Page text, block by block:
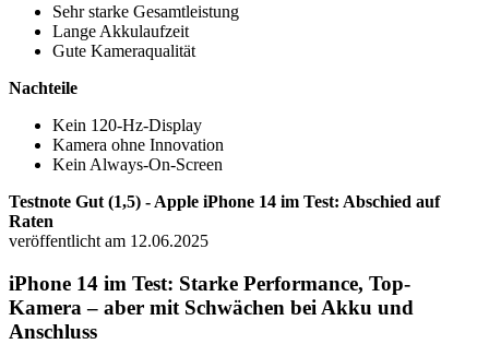
Sehr starke Gesamtleistung
Lange Akkulaufzeit
Gute Kameraqualität
Nachteile
Kein 120-Hz-Display
Kamera ohne Innovation
Kein Always-On-Screen
Testnote Gut (1,5) - Apple iPhone 14 im Test: Abschied auf
Raten
veröffentlicht am 12.06.2025
iPhone 14 im Test: Starke Performance, Top-
Kamera – aber mit Schwächen bei Akku und
Anschluss